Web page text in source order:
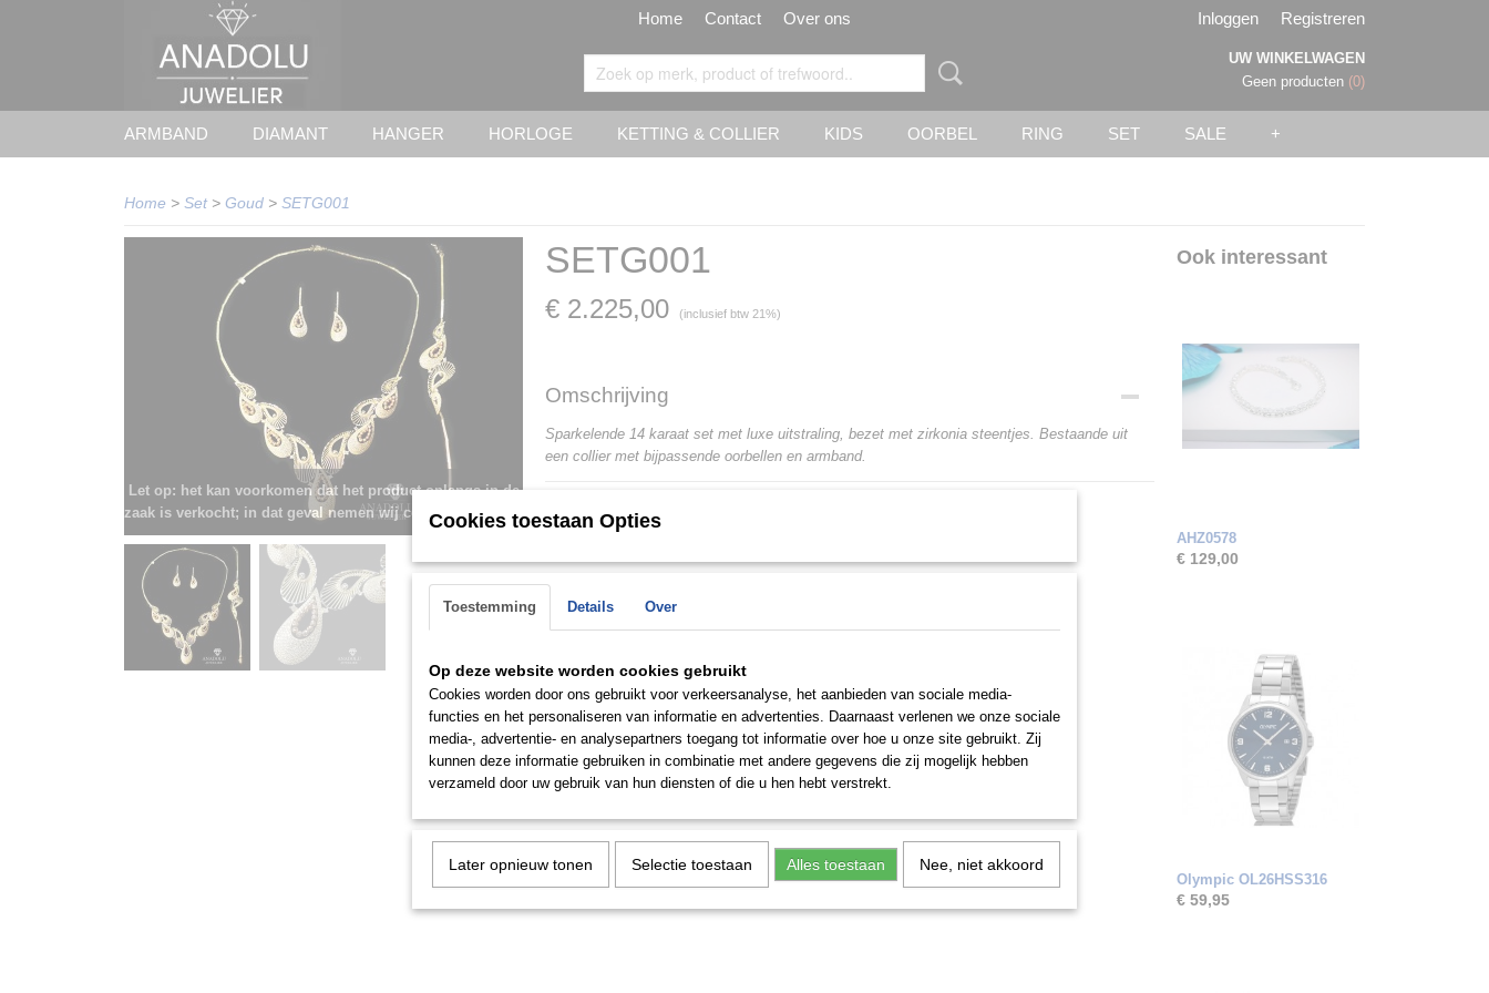
Home Contact Over ons Inloggen Registreren
UW WINKELWAGEN
Geen producten (0)
ARMBAND DIAMANT HANGER HORLOGE KETTING & COLLIER KIDS OORBEL RING SET SALE +
Home > Set > Goud > SETG001
Let op: het kan voorkomen dat het product onlangs in de
zaak is verkocht; in dat geval nemen wij contact met u op.
SETG001
€ 2.225,00 (inclusief btw 21%)
Omschrijving
Sparkelende 14 karaat set met luxe uitstraling, bezet met zirkonia steentjes. Bestaande uit
een collier met bijpassende oorbellen en armband.
Ook interessant
AHZ0578
€ 129,00
Olympic OL26HSS316
€ 59,95
Cookies toestaan Opties
Toestemming Details Over
Op deze website worden cookies gebruikt
Cookies worden door ons gebruikt voor verkeersanalyse, het aanbieden van sociale media-
functies en het personaliseren van informatie en advertenties. Daarnaast verlenen we onze sociale
media-, advertentie- en analysepartners toegang tot informatie over hoe u onze site gebruikt. Zij
kunnen deze informatie gebruiken in combinatie met andere gegevens die zij mogelijk hebben
verzameld door uw gebruik van hun diensten of die u hen hebt verstrekt.
Later opnieuw tonen Selectie toestaan Alles toestaan Nee, niet akkoord